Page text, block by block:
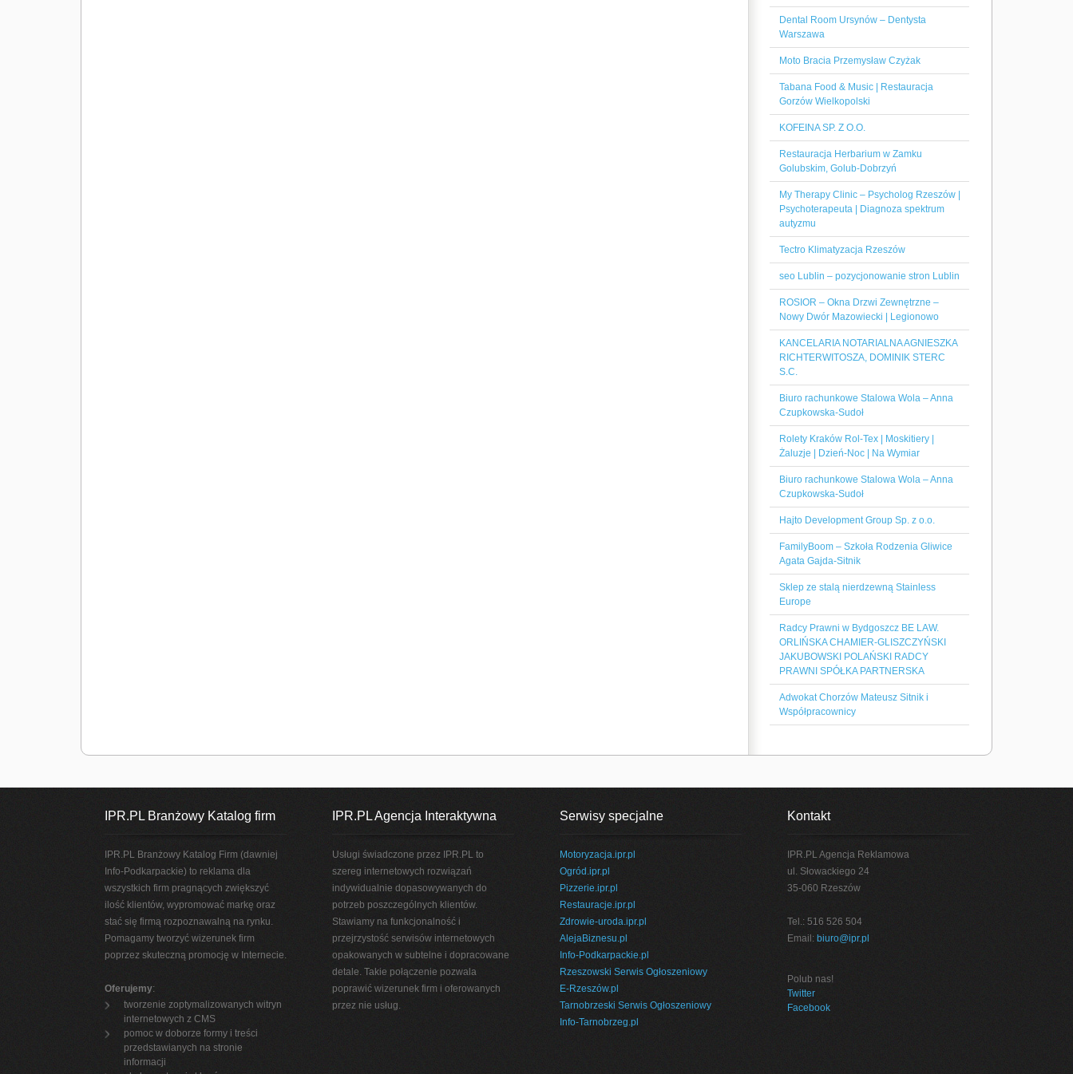
Dental Room Ursynów – Dentysta
Warszawa
Moto Bracia Przemysław Czyżak
Tabana Food & Music | Restauracja
Gorzów Wielkopolski
KOFEINA SP. Z O.O.
Restauracja Herbarium w Zamku
Golubskim, Golub-Dobrzyń
My Therapy Clinic – Psycholog Rzeszów |
Psychoterapeuta | Diagnoza spektrum
autyzmu
Tectro Klimatyzacja Rzeszów
seo Lublin – pozycjonowanie stron Lublin
ROSIOR – Okna Drzwi Zewnętrzne –
Nowy Dwór Mazowiecki | Legionowo
KANCELARIA NOTARIALNA AGNIESZKA
RICHTERWITOSZA, DOMINIK STERC
S.C.
Biuro rachunkowe Stalowa Wola – Anna
Czupkowska-Sudoł
Rolety Kraków Rol-Tex | Moskitiery |
Żaluzje | Dzień-Noc | Na Wymiar
Biuro rachunkowe Stalowa Wola – Anna
Czupkowska-Sudoł
Hajto Development Group Sp. z o.o.
FamilyBoom – Szkoła Rodzenia Gliwice
Agata Gajda-Sitnik
Sklep ze stalą nierdzewną Stainless
Europe
Radcy Prawni w Bydgoszcz BE LAW.
ORLIŃSKA CHAMIER-GLISZCZYŃSKI
JAKUBOWSKI POLAŃSKI RADCY
PRAWNI SPÓŁKA PARTNERSKA
Adwokat Chorzów Mateusz Sitnik i
Współpracownicy
IPR.PL Branżowy Katalog firm
IPR.PL Branżowy Katalog Firm (dawniej
Info-Podkarpackie) to reklama dla
wszystkich firm pragnących zwiększyć
ilość klientów, wypromować markę oraz
stać się firmą rozpoznawalną na rynku.
Pomagamy tworzyć wizerunek firm
poprzez skuteczną promocję w Internecie.
Oferujemy:
tworzenie zoptymalizowanych witryn
internetowych z CMS
pomoc w doborze formy i treści
przedstawianych na stronie
informacji
IPR.PL Agencja Interaktywna
Usługi świadczone przez IPR.PL to
szereg internetowych rozwiązań
indywidualnie dopasowywanych do
potrzeb poszczególnych klientów.
Stawiamy na funkcjonalność i
przejrzystość serwisów internetowych
opakowanych w subtelne i dopracowane
detale. Takie połączenie pozwala
poprawić wizerunek firm i oferowanych
przez nie usług.
Serwisy specjalne
Motoryzacja.ipr.pl
Ogród.ipr.pl
Pizzerie.ipr.pl
Restauracje.ipr.pl
Zdrowie-uroda.ipr.pl
AlejaBiznesu.pl
Info-Podkarpackie.pl
Rzeszowski Serwis Ogłoszeniowy
E-Rzeszów.pl
Tarnobrzeski Serwis Ogłoszeniowy
Info-Tarnobrzeg.pl
Kontakt
IPR.PL Agencja Reklamowa
ul. Słowackiego 24
35-060 Rzeszów
Tel.: 516 526 504
Email: biuro@ipr.pl
Polub nas!
Twitter
Facebook